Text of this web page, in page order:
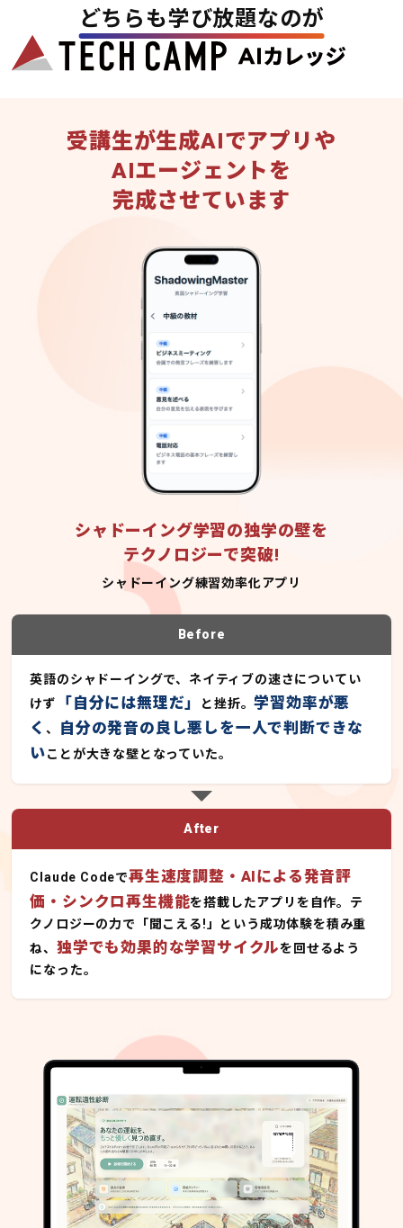
どちらも学び放題なのが
受講生が生成AIでアプリや
AIエージェントを
完成させています
シャドーイング学習の独学の壁を
テクノロジーで突破!
シャドーイング練習効率化アプリ
Before
英語のシャドーイングで、ネイティブの速さについてい
けず
「自分には無理だ」 と挫折。学習効率が悪
く、
自分の発音の良し悪しを一人で判断できな
いことが大きな壁となっていた。
After
Claude Codeで再生速度調整・AIによる発音評
価・シンクロ再生機能を搭載したアプリを自作。テ
クノロジーの力で「聞こえる!」という成功体験を積み重
ね、独学でも効果的な学習サイクルを回せるよう
になった。